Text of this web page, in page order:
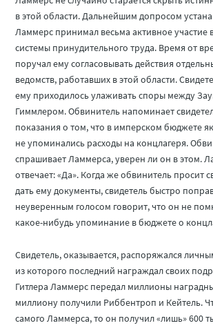
в этой области. Дальнейшим допросом
Ламмерс принимал весьма активное участие
системы принудительного труда. Время от
поручал ему согласовывать действия
ведомств, работавших в этой области.
ему приходилось улаживать споры между
Гиммлером. Обвинитель напоминает
показания о том, что в имперском бюджете
не упоминались расходы на концлагеря.
спрашивает Ламмерса, уверен ли он в этом.
отвечает: «Да». Когда же обвинитель просит
дать ему документы, свидетель быстро
неуверенным голосом говорит, что он не
какое-нибудь упоминание в бюджете о
Свидетель, оказывается, распоряжался
из которого последний награждал своих
Гитлера Ламмерс передал миллионы
миллиону получили Риббентроп и Кейтель.
самого Ламмерса, то он получил «лишь» 600